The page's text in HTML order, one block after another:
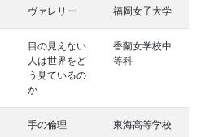
ヴァレリー 福岡女子大学
目の見えない
人は世界をど
う見ているの
か
香蘭女学校中
等科
手の倫理 東海高等学校